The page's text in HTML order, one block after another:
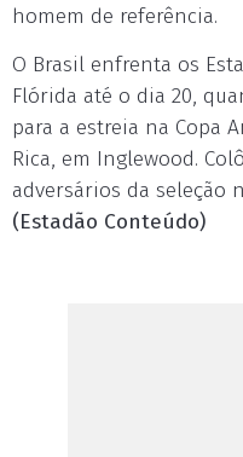
homem de referência.
O Brasil enfrenta os
Flórida até o dia 20,
para a estreia na Copa
Rica, em Inglewood.
adversários da seleção
(Estadão Conteúdo)